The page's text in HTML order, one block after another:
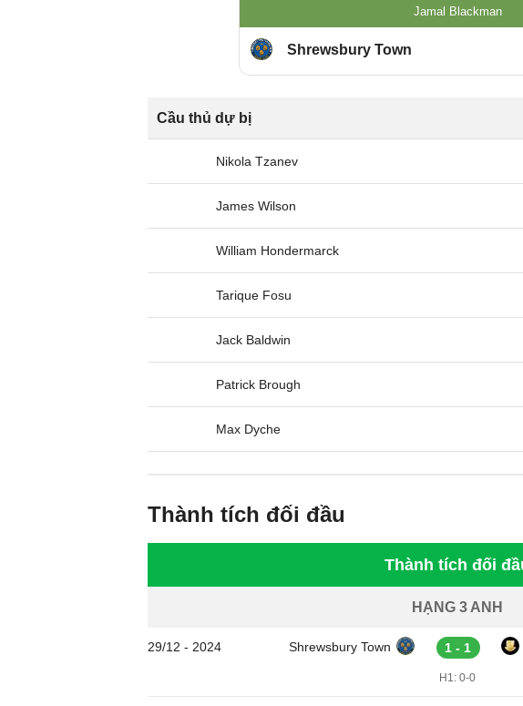
Jamal Blackman
Shrewsbury Town
Cầu thủ dự bị
Nikola Tzanev
James Wilson
William Hondermarck
Tarique Fosu
Jack Baldwin
Patrick Brough
Max Dyche
Thành tích đối đầu
Thành tích đối
HẠNG 3 ANH
29/12 - 2024 Shrewsbury Town 1 - 1
H1: 0-0